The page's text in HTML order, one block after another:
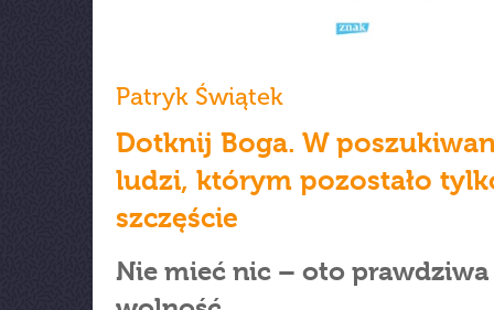
Patryk Świątek
Dotknij Boga. W
ludzi, którym pozostało
szczęście
Nie mieć nic – oto prawdziwa